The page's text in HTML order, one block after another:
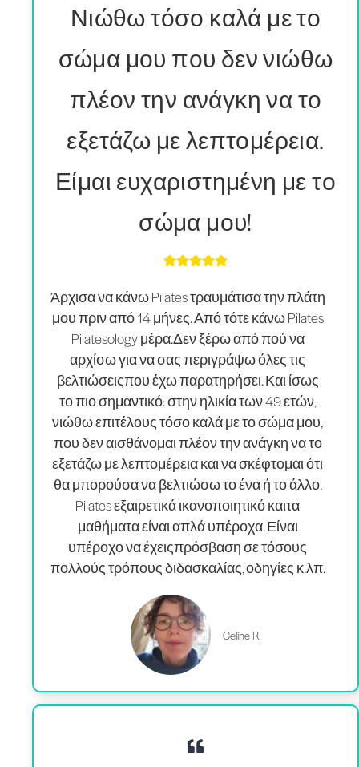
Νιώθω τόσο καλά με το
σώμα μου που δεν νιώθω
πλέον την ανάγκη να το
εξετάζω με λεπτομέρεια.
Είμαι ευχαριστημένη με το
σώμα μου!
Άρχισα να κάνω Pilates τραυμάτισα την πλάτη
μου πριν από 14 μήνες. Από τότε κάνω Pilates
Pilatesology μέρα.Δεν ξέρω από πού να
αρχίσω για να σας περιγράψω όλες τις
βελτιώσειςπου έχω παρατηρήσει. Και ίσως
το πιο σημαντικό: στην ηλικία των 49 ετών,
νιώθω επιτέλους τόσο καλά με το σώμα μου,
που δεν αισθάνομαι πλέον την ανάγκη να το
εξετάζω με λεπτομέρεια και να σκέφτομαι ότι
θα μπορούσα να βελτιώσω το ένα ή το άλλο.
Pilatesεξαιρετικά ικανοποιητικό καιτα
μαθήματα είναι απλά υπέροχα. Είναι
υπέροχο να έχειςπρόσβαση σε τόσους
πολλούς τρόπους διδασκαλίας, οδηγίες κ.λπ.
Celine R.